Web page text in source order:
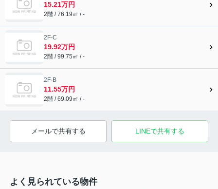
15.21万円
2階 / 76.19㎡ / -
2F-C
19.92万円
2階 / 99.75㎡ / -
2F-B
11.55万円
2階 / 69.09㎡ / -
メールで共有する LINEで共有する
よく見られている物件